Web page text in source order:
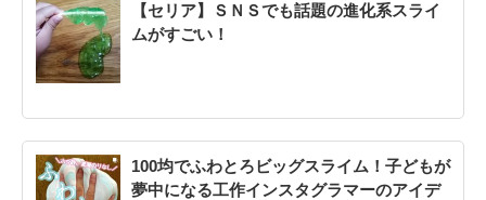
【セリア】ＳＮＳでも話題の進化系スライ
ムがすごい！
100均でふわとろビッグスライム！子どもが
夢中になる工作インスタグラマーのアイデ